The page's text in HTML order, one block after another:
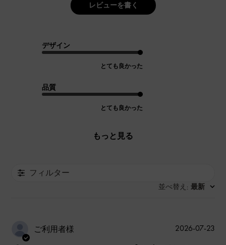
レビューを書く
デザイン
とても良かった
品質
とても良かった
もっと見る
フィルター
並べ替え : 最新
ご利用者様
公
2026-07-23